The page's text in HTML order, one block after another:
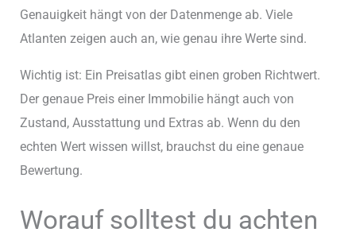
Genauigkeit hängt von der Datenmenge ab. Viele
Atlanten zeigen auch an, wie genau ihre Werte sind.
Wichtig ist: Ein Preisatlas gibt einen groben Richtwert.
Der genaue Preis einer Immobilie hängt auch von
Zustand, Ausstattung und Extras ab. Wenn du den
echten Wert wissen willst, brauchst du eine genaue
Bewertung.
Worauf solltest du achten